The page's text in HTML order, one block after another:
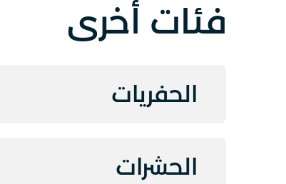
فئات أخرى
الحفريات
الحشرات